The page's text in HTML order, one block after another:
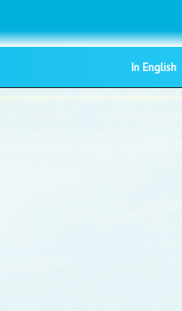
In English